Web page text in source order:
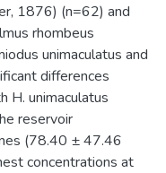
1876) (n=62) and
rhombeus
unimaculatus and
differences
H. unimaculatus
reservoir
(78.40 ± 47.46
concentrations at